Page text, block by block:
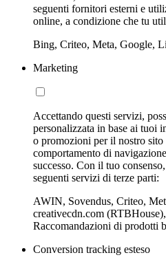
seguenti fornitori esterni e
online, a condizione che tu
Bing, Criteo, Meta, Google,
Marketing
Accettando questi servizi,
personalizzata in base ai tuoi
o promozioni per il nostro
comportamento di
successo. Con il tuo
seguenti servizi di terze parti:
AWIN, Sovendus, Criteo,
creativecdn.com
Raccomandazioni di prodotti
Conversion tracking esteso